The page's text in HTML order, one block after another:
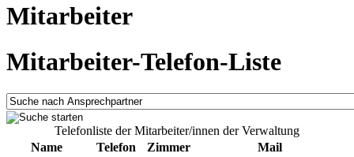
Mitarbeiter
Mitarbeiter-Telefon-Liste
Telefonliste der Mitarbeiter/innen der Verwaltung
Name
Telefon Zimmer
Mail